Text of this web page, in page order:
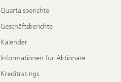
Quartalsberichte
Geschäftsberichte
Kalender
Informationen für Aktionäre
Kreditratings